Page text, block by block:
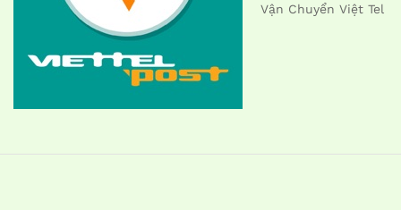
Vận Chuyển Việt Tel